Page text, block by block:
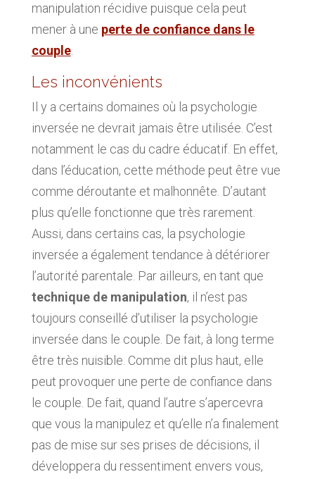
manipulation récidive puisque cela peut
mener à une perte de confiance dans le
couple.
Les inconvénients
Il y a certains domaines où la psychologie
inversée ne devrait jamais être utilisée. C’est
notamment le cas du cadre éducatif. En effet,
dans l’éducation, cette méthode peut être vue
comme déroutante et malhonnête. D’autant
plus qu’elle fonctionne que très rarement.
Aussi, dans certains cas, la psychologie
inversée a également tendance à détériorer
l’autorité parentale. Par ailleurs, en tant que
technique de manipulation, il n’est pas
toujours conseillé d’utiliser la psychologie
inversée dans le couple. De fait, à long terme
être très nuisible. Comme dit plus haut, elle
peut provoquer une perte de confiance dans
le couple. De fait, quand l’autre s’apercevra
que vous la manipulez et qu’elle n’a finalement
pas de mise sur ses prises de décisions, il
développera du ressentiment envers vous,